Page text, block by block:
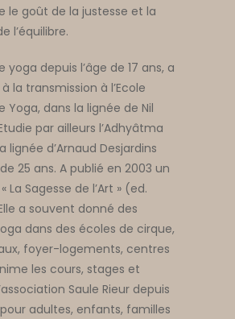
le goût de la justesse et la
l’équilibre.
yoga depuis l’âge de 17 ans, a
la transmission à l’Ecole
Yoga, dans la lignée de Nil
par ailleurs l’Adhyâtma
lignée d’Arnaud Desjardins
25 ans. A publié en 2003 un
La Sagesse de l’Art » (ed.
Elle a souvent donné des
dans des écoles de cirque,
foyer-logements, centres
les cours, stages et
Saule Rieur depuis
pour adultes, enfants, familles